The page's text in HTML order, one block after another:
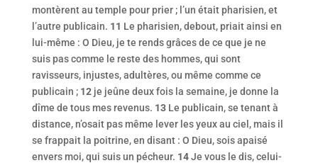
montèrent au temple pour prier ; l’un était pharisien, et
l’autre publicain. 11 Le pharisien, debout, priait ainsi en
lui-même : O Dieu, je te rends grâces de ce que je ne
suis pas comme le reste des hommes, qui sont
ravisseurs, injustes, adultères, ou même comme ce
publicain ; 12je jeûne deux fois la semaine, je donne la
dîme de tous mes revenus. 13Le publicain, se tenant à
distance, n’osait pas même lever les yeux au ciel, mais il
se frappait la poitrine, en disant : O Dieu, sois apaisé
envers moi, qui suis un pécheur. 14Je vous le dis, celui-